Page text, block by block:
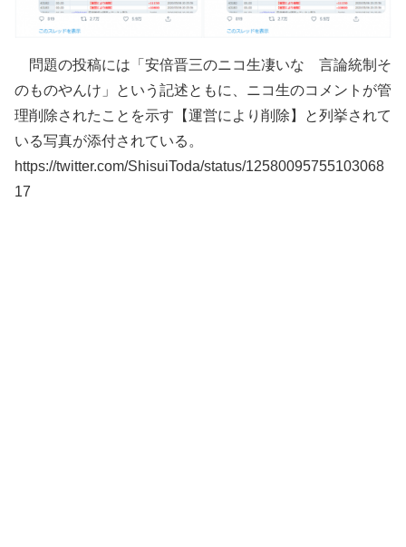
問題の投稿には「安倍晋三のニコ生凄いな 言論統制そ
のものやんけ」という記述ともに、ニコ生のコメントが管
理削除されたことを示す【運営により削除】と列挙されて
いる写真が添付されている。
https://twitter.com/ShisuiToda/status/12580095755103068
17